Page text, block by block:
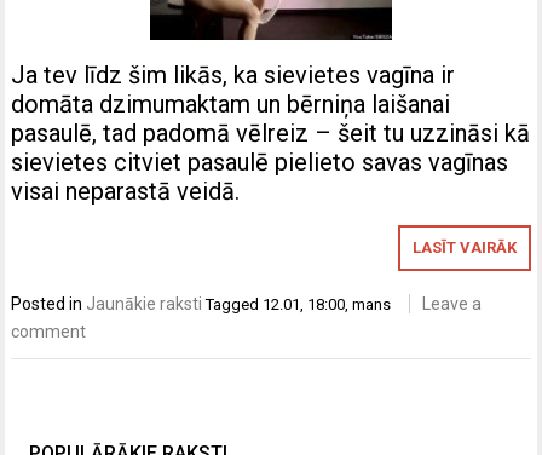
Ja tev līdz šim likās, ka sievietes vagīna ir
domāta dzimumaktam un bērniņa laišanai
pasaulē, tad padomā vēlreiz – šeit tu uzzināsi kā
sievietes citviet pasaulē pielieto savas vagīnas
visai neparastā veidā.
LASĪT VAIRĀK
Posted in Jaunākie raksti Tagged 12.01 18:00 ,mans
Leave a
comment